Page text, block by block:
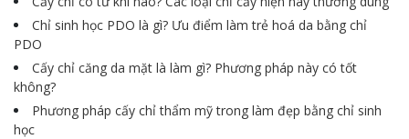
Chỉ sinh học PDO là gì? Ưu điểm làm trẻ hoá da bằng chỉ
PDO
Cấy chỉ căng da mặt là làm gì? Phương pháp này có tốt
không?
Phương pháp cấy chỉ thẩm mỹ trong làm đẹp bằng chỉ sinh
học